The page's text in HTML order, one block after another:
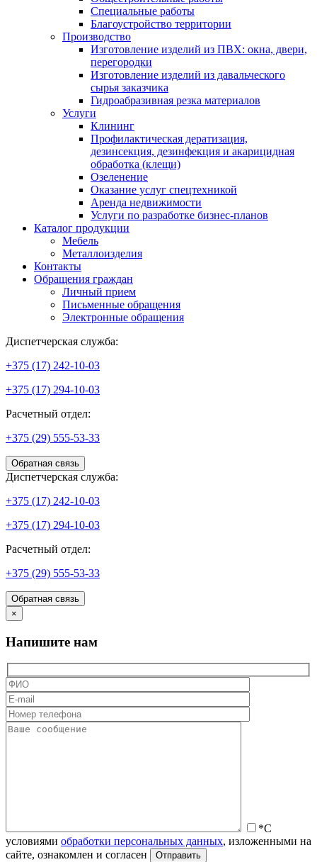
Специальные работы
Благоустройство территории
Производство
Изготовление изделий из ПВХ: окна, двери,
перегородки
Изготовление изделий из давальческого
сырья заказчика
Гидроабразивная резка материалов
Услуги
Клининг
Профилактическая дератизация,
дезинсекция, дезинфекция и акарицидная
обработка (клещи)
Озеленение
Оказание услуг спецтехникой
Аренда недвижимости
Услуги по разработке бизнес-планов
Каталог продукции
Мебель
Металлоизделия
Контакты
Обращения граждан
Личный прием
Письменные обращения
Электронные обращения
Диспетчерская служба:
+375 (17) 242-10-03
+375 (17) 294-10-03
Расчетный отдел:
+375 (29) 555-53-33
Обратная связь
Диспетчерская служба:
+375 (17) 242-10-03
+375 (17) 294-10-03
Расчетный отдел:
+375 (29) 555-53-33
Обратная связь
×
Напишите нам
*С
условиями обработки персональных данных, изложенными на
сайте, ознакомлен и согласен